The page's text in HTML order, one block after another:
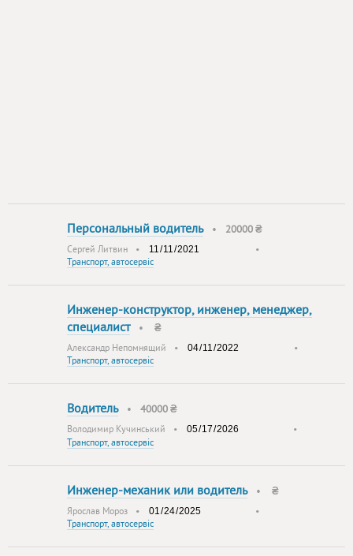
Персональный водитель• 20000 ₴
Сергей Литвин •
•
Транспорт, автосервіс
Инженер-конструктор, инженер, менеджер,
специалист• ₴
Александр Непомнящий •
•
Транспорт, автосервіс
Водитель• 40000 ₴
Володимир Кучинський •
•
Транспорт, автосервіс
Инженер-механик или водитель• ₴
Ярослав Мороз •
•
Транспорт, автосервіс